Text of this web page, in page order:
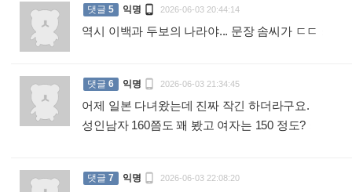
댓글 5 익명  2026-06-03 20:44:14
역시 이백과 두보의 나라야... 문장 솜씨가 ㄷㄷ
댓글 6 익명  2026-06-03 21:34:45
어제 일본 다녀왔는데 진짜 작긴 하더라구요.
성인남자 160쯤도 꽤 봤고 여자는 150 정도?
댓글 7 익명  2026-06-03 22:08:20